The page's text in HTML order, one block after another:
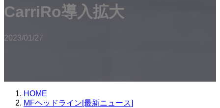
CarriRo導入拡大
2023/01/27
HOME
MFヘッドライン[最新ニュース]